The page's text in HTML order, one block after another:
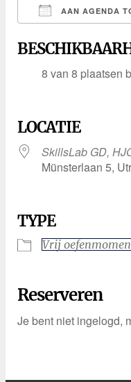
AAN AGENDA
8 van 8 plaatsen
LOCATIE
SkillsLab GD,
Münsterlaan 5,
TYPE
Vrij
Reserveren
Je bent niet ingelogd,